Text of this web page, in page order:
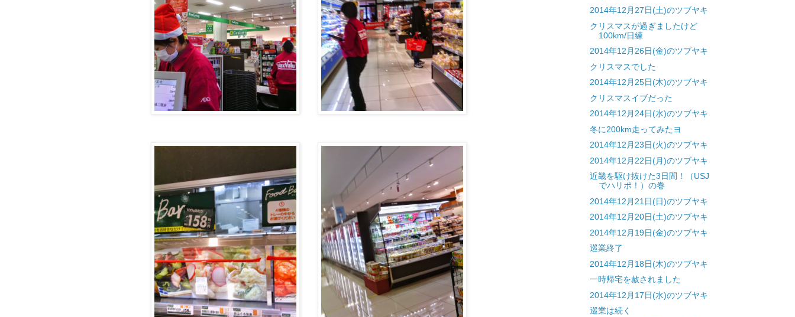
2014年12月27日(土)のツブヤキ
クリスマスが過ぎましたけど
100km/日練
2014年12月26日(金)のツブヤキ
クリスマスでした
2014年12月25日(木)のツブヤキ
クリスマスイブだった
2014年12月24日(水)のツブヤキ
冬に200km走ってみたヨ
2014年12月23日(火)のツブヤキ
2014年12月22日(月)のツブヤキ
近畿を駆け抜けた3日間！（USJ
でハリポ！）の巻
2014年12月21日(日)のツブヤキ
2014年12月20日(土)のツブヤキ
2014年12月19日(金)のツブヤキ
巡業終了
2014年12月18日(木)のツブヤキ
一時帰宅を赦されました
2014年12月17日(水)のツブヤキ
巡業は続く